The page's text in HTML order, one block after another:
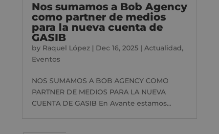
Nos sumamos a Bob Agency
como partner de medios
para la nueva cuenta de
GASIB
by Raquel López| Dec 16, 2025| Actualidad,
Eventos
NOS SUMAMOS A BOB AGENCY COMO
PARTNER DE MEDIOS PARA LA NUEVA
CUENTA DE GASIB En Avante estamos...